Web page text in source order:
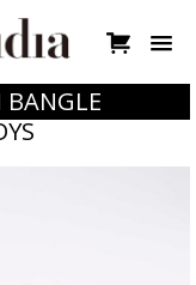

BANGLE